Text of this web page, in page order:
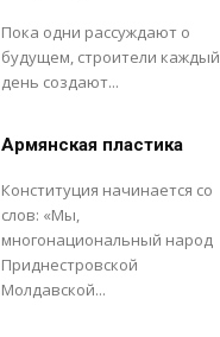
Пока одни рассуждают о
будущем, строители каждый
день создают...
Армянская пластика
Конституция начинается со
слов: «Мы,
многонациональный народ
Приднестровской
Молдавской...